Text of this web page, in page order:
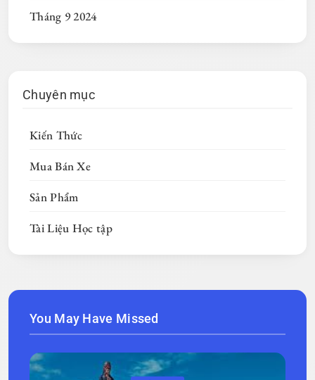
Tháng 9 2024
Chuyên mục
Kiến Thức
Mua Bán Xe
Sản Phẩm
Tài Liệu Học tập
You May Have Missed